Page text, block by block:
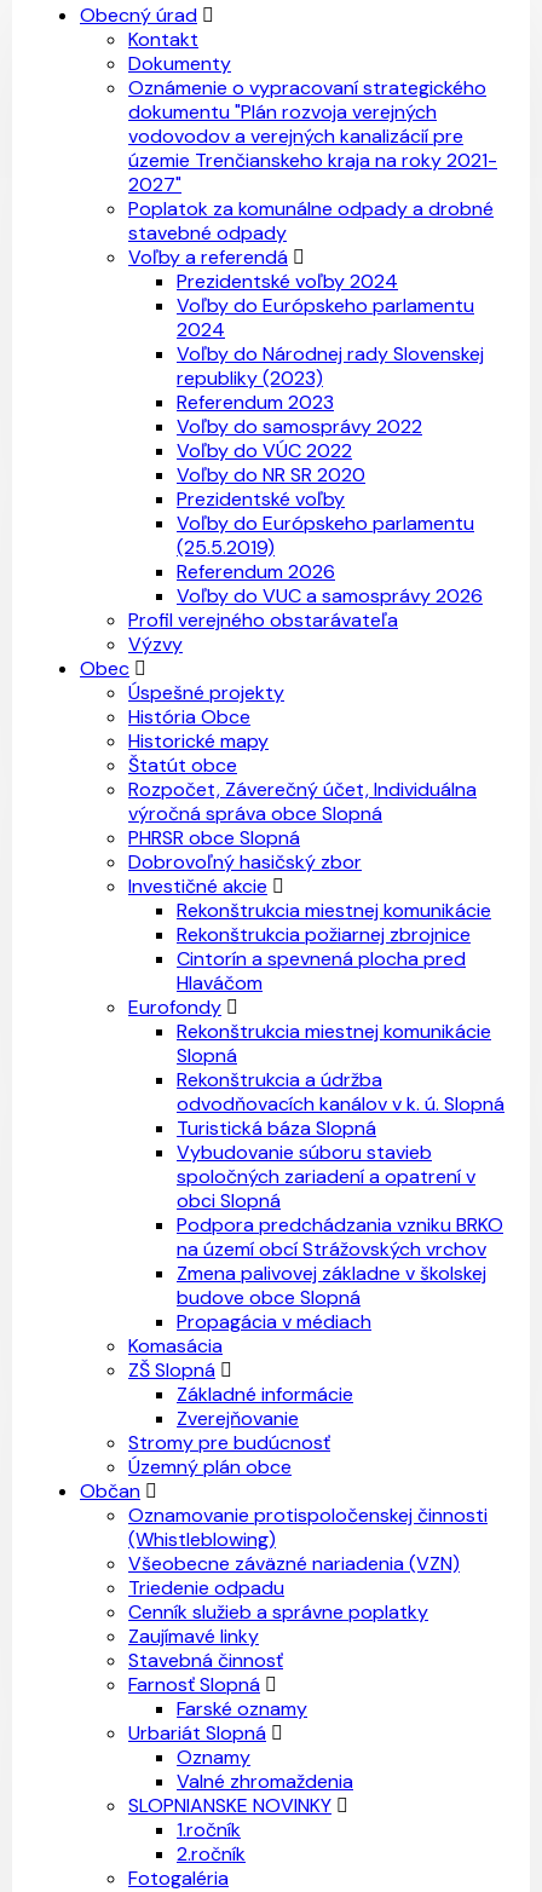
Obecný úrad
Kontakt
Dokumenty
Oznámenie o vypracovaní strategického
dokumentu "Plán rozvoja verejných
vodovodov a verejných kanalizácií pre
územie Trenčianskeho kraja na roky 2021-
2027"
Poplatok za komunálne odpady a drobné
stavebné odpady
Voľby a referendá
Prezidentské voľby 2024
Voľby do Európskeho parlamentu
2024
Voľby do Národnej rady Slovenskej
republiky (2023)
Referendum 2023
Voľby do samosprávy 2022
Voľby do VÚC 2022
Voľby do NR SR 2020
Prezidentské voľby
Voľby do Európskeho parlamentu
(25.5.2019)
Referendum 2026
Voľby do VUC a samosprávy 2026
Profil verejného obstarávateľa
Výzvy
Obec
Úspešné projekty
História Obce
Historické mapy
Štatút obce
Rozpočet, Záverečný účet, Individuálna
výročná správa obce Slopná
PHRSR obce Slopná
Dobrovoľný hasičský zbor
Investičné akcie
Rekonštrukcia miestnej komunikácie
Rekonštrukcia požiarnej zbrojnice
Cintorín a spevnená plocha pred
Hlaváčom
Eurofondy
Rekonštrukcia miestnej komunikácie
Slopná
Rekonštrukcia a údržba
odvodňovacích kanálov v k. ú. Slopná
Turistická báza Slopná
Vybudovanie súboru stavieb
spoločných zariadení a opatrení v
obci Slopná
Podpora predchádzania vzniku BRKO
na území obcí Strážovských vrchov
Zmena palivovej základne v školskej
budove obce Slopná
Propagácia v médiach
Komasácia
ZŠ Slopná
Základné informácie
Zverejňovanie
Stromy pre budúcnosť
Územný plán obce
Občan
Oznamovanie protispoločenskej činnosti
(Whistleblowing)
Všeobecne záväzné nariadenia (VZN)
Triedenie odpadu
Cenník služieb a správne poplatky
Zaujímavé linky
Stavebná činnosť
Farnosť Slopná
Farské oznamy
Urbariát Slopná
Oznamy
Valné zhromaždenia
SLOPNIANSKE NOVINKY
1.ročník
2.ročník
Fotogaléria